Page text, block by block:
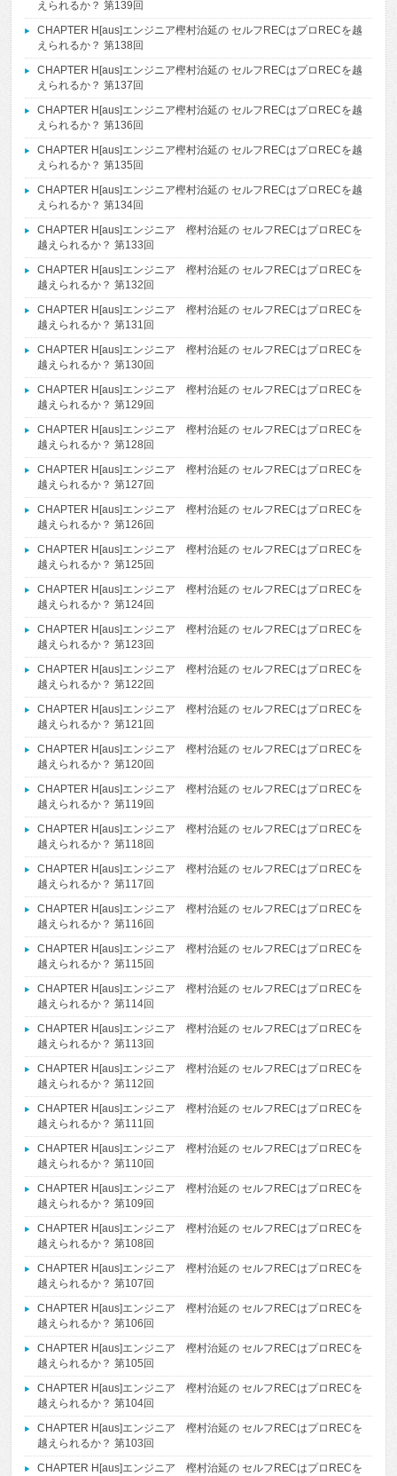
えられるか？ 第139回
CHAPTER H[aus]エンジニア樫村治延の セルフRECはプロRECを越
えられるか？ 第138回
CHAPTER H[aus]エンジニア樫村治延の セルフRECはプロRECを越
えられるか？ 第137回
CHAPTER H[aus]エンジニア樫村治延の セルフRECはプロRECを越
えられるか？ 第136回
CHAPTER H[aus]エンジニア樫村治延の セルフRECはプロRECを越
えられるか？ 第135回
CHAPTER H[aus]エンジニア樫村治延の セルフRECはプロRECを越
えられるか？ 第134回
CHAPTER H[aus]エンジニア 樫村治延の セルフRECはプロRECを
越えられるか？ 第133回
CHAPTER H[aus]エンジニア 樫村治延の セルフRECはプロRECを
越えられるか？ 第132回
CHAPTER H[aus]エンジニア 樫村治延の セルフRECはプロRECを
越えられるか？ 第131回
CHAPTER H[aus]エンジニア 樫村治延の セルフRECはプロRECを
越えられるか？ 第130回
CHAPTER H[aus]エンジニア 樫村治延の セルフRECはプロRECを
越えられるか？ 第129回
CHAPTER H[aus]エンジニア 樫村治延の セルフRECはプロRECを
越えられるか？ 第128回
CHAPTER H[aus]エンジニア 樫村治延の セルフRECはプロRECを
越えられるか？ 第127回
CHAPTER H[aus]エンジニア 樫村治延の セルフRECはプロRECを
越えられるか？ 第126回
CHAPTER H[aus]エンジニア 樫村治延の セルフRECはプロRECを
越えられるか？ 第125回
CHAPTER H[aus]エンジニア 樫村治延の セルフRECはプロRECを
越えられるか？ 第124回
CHAPTER H[aus]エンジニア 樫村治延の セルフRECはプロRECを
越えられるか？ 第123回
CHAPTER H[aus]エンジニア 樫村治延の セルフRECはプロRECを
越えられるか？ 第122回
CHAPTER H[aus]エンジニア 樫村治延の セルフRECはプロRECを
越えられるか？ 第121回
CHAPTER H[aus]エンジニア 樫村治延の セルフRECはプロRECを
越えられるか？ 第120回
CHAPTER H[aus]エンジニア 樫村治延の セルフRECはプロRECを
越えられるか？ 第119回
CHAPTER H[aus]エンジニア 樫村治延の セルフRECはプロRECを
越えられるか？ 第118回
CHAPTER H[aus]エンジニア 樫村治延の セルフRECはプロRECを
越えられるか？ 第117回
CHAPTER H[aus]エンジニア 樫村治延の セルフRECはプロRECを
越えられるか？ 第116回
CHAPTER H[aus]エンジニア 樫村治延の セルフRECはプロRECを
越えられるか？ 第115回
CHAPTER H[aus]エンジニア 樫村治延の セルフRECはプロRECを
越えられるか？ 第114回
CHAPTER H[aus]エンジニア 樫村治延の セルフRECはプロRECを
越えられるか？ 第113回
CHAPTER H[aus]エンジニア 樫村治延の セルフRECはプロRECを
越えられるか？ 第112回
CHAPTER H[aus]エンジニア 樫村治延の セルフRECはプロRECを
越えられるか？ 第111回
CHAPTER H[aus]エンジニア 樫村治延の セルフRECはプロRECを
越えられるか？ 第110回
CHAPTER H[aus]エンジニア 樫村治延の セルフRECはプロRECを
越えられるか？ 第109回
CHAPTER H[aus]エンジニア 樫村治延の セルフRECはプロRECを
越えられるか？ 第108回
CHAPTER H[aus]エンジニア 樫村治延の セルフRECはプロRECを
越えられるか？ 第107回
CHAPTER H[aus]エンジニア 樫村治延の セルフRECはプロRECを
越えられるか？ 第106回
CHAPTER H[aus]エンジニア 樫村治延の セルフRECはプロRECを
越えられるか？ 第105回
CHAPTER H[aus]エンジニア 樫村治延の セルフRECはプロRECを
越えられるか？ 第104回
CHAPTER H[aus]エンジニア 樫村治延の セルフRECはプロRECを
越えられるか？ 第103回
CHAPTER H[aus]エンジニア 樫村治延の セルフRECはプロRECを